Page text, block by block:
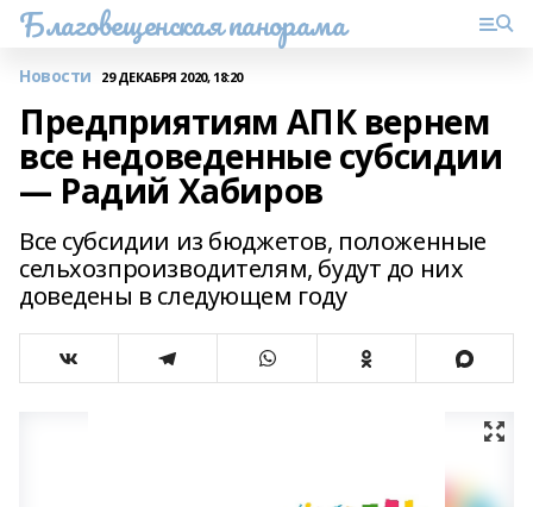
Благовещенская панорама
Новости 29 ДЕКАБРЯ 2020, 18:20
Предприятиям АПК вернем
все недоведенные субсидии
— Радий Хабиров
Все субсидии из бюджетов, положенные
сельхозпроизводителям, будут до них
доведены в следующем году